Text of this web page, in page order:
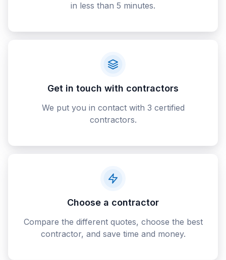
in less than 5 minutes.
Get in touch with contractors
We put you in contact with 3 certified
contractors.
Choose a contractor
Compare the different quotes, choose the best
contractor, and save time and money.